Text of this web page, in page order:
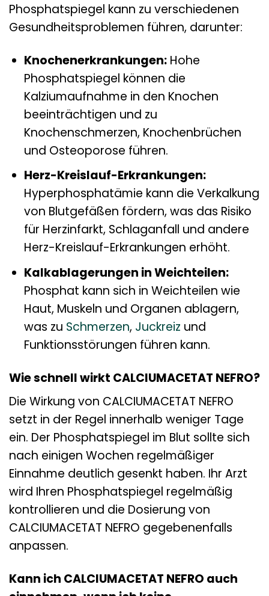
Phosphatspiegel kann zu verschiedenen
Gesundheitsproblemen führen, darunter:
Knochenerkrankungen:Hohe
Phosphatspiegel können die
Kalziumaufnahme in den Knochen
beeinträchtigen und zu
Knochenschmerzen, Knochenbrüchen
und Osteoporose führen.
Herz-Kreislauf-Erkrankungen:
Hyperphosphatämie kann die Verkalkung
von Blutgefäßen fördern, was das Risiko
für Herzinfarkt, Schlaganfall und andere
Herz-Kreislauf-Erkrankungen erhöht.
Kalkablagerungen in Weichteilen:
Phosphat kann sich in Weichteilen wie
Haut, Muskeln und Organen ablagern,
was zu Schmerzen, Juckreiz und
Funktionsstörungen führen kann.
Wie schnell wirkt CALCIUMACETAT NEFRO?
Die Wirkung von CALCIUMACETAT NEFRO
setzt in der Regel innerhalb weniger Tage
ein. Der Phosphatspiegel im Blut sollte sich
nach einigen Wochen regelmäßiger
Einnahme deutlich gesenkt haben. Ihr Arzt
wird Ihren Phosphatspiegel regelmäßig
kontrollieren und die Dosierung von
CALCIUMACETAT NEFRO gegebenenfalls
anpassen.
Kann ich CALCIUMACETAT NEFRO auch